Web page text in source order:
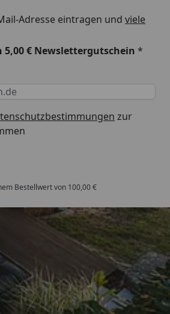
Adresse eintragen und viele
5,00 € Newslettergutschein *
zur
Bestellwert von 100,00 €
Shops
4,83/ 5